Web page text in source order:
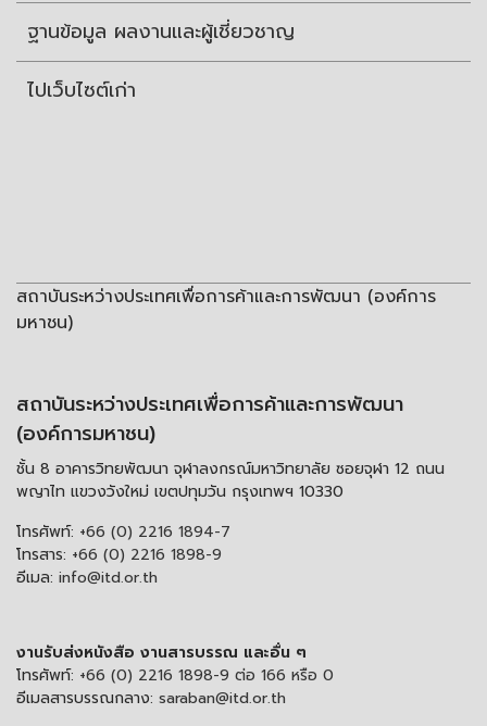
ฐานข้อมูล ผลงานและผู้เชี่ยวชาญ
ไปเว็บไซต์เก่า
สถาบันระหว่างประเทศเพื่อการค้าและการพัฒนา (องค์การ
มหาชน)
สถาบันระหว่างประเทศเพื่อการค้าและการพัฒนา
(องค์การมหาชน)
ชั้น 8 อาคารวิทยพัฒนา จุฬาลงกรณ์มหาวิทยาลัย ซอยจุฬา 12 ถนน
พญาไท แขวงวังใหม่ เขตปทุมวัน กรุงเทพฯ 10330
โทรศัพท์: +66 (0) 2216 1894-7
โทรสาร: +66 (0) 2216 1898-9
อีเมล: info@itd.or.th
งานรับส่งหนังสือ งานสารบรรณ และอื่น ๆ
โทรศัพท์: +66 (0) 2216 1898-9 ต่อ 166 หรือ 0
อีเมลสารบรรณกลาง: saraban@itd.or.th